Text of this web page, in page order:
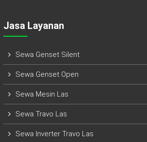
Jasa Layanan
Sewa Genset Silent
Sewa Genset Open
Sewa Mesin Las
Sewa Travo Las
Sewa Inverter Travo Las